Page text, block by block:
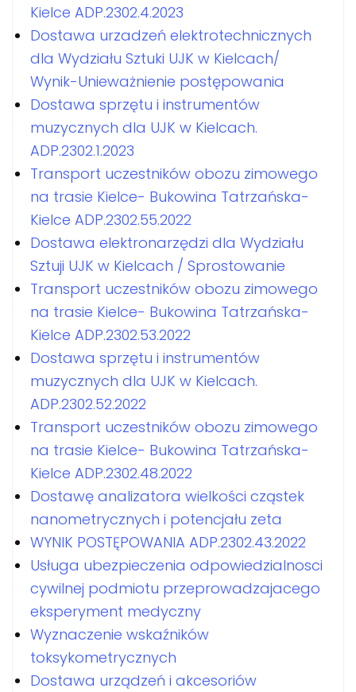
Kielce ADP.2302.4.2023
Dostawa urzadzeń elektrotechnicznych
dla Wydziału Sztuki UJK w Kielcach/
Wynik-Unieważnienie postępowania
Dostawa sprzętu i instrumentów
muzycznych dla UJK w Kielcach.
ADP.2302.1.2023
Transport uczestników obozu zimowego
na trasie Kielce- Bukowina Tatrzańska-
Kielce ADP.2302.55.2022
Dostawa elektronarzędzi dla Wydziału
Sztuji UJK w Kielcach / Sprostowanie
Transport uczestników obozu zimowego
na trasie Kielce- Bukowina Tatrzańska-
Kielce ADP.2302.53.2022
Dostawa sprzętu i instrumentów
muzycznych dla UJK w Kielcach.
ADP.2302.52.2022
Transport uczestników obozu zimowego
na trasie Kielce- Bukowina Tatrzańska-
Kielce ADP.2302.48.2022
Dostawę analizatora wielkości cząstek
nanometrycznych i potencjału zeta
WYNIK POSTĘPOWANIA ADP.2302.43.2022
Usługa ubezpieczenia odpowiedzialnosci
cywilnej podmiotu przeprowadzajacego
eksperyment medyczny
Wyznaczenie wskaźników
toksykometrycznych
Dostawa urządzeń i akcesoriów